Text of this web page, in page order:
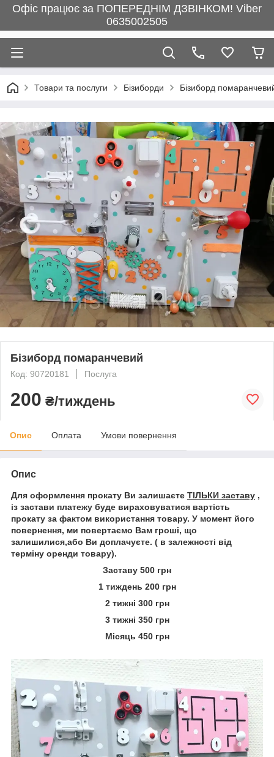
Офіс працює за ПОПЕРЕДНІМ ДЗВІНКОМ! Viber
0635002505
Товари та послуги Бізиборди Бізиборд
Бізиборд помаранчевий
Код: 90720181 Послуга
200 ₴/тиждень
Опис Оплата Умови повернення
Опис
Для оформлення прокату Ви залишаєте ТІЛЬКИ заставу ,
із застави платежу буде вираховуватися вартість
прокату за фактом використання товару. У момент його
повернення, ми повертаємо Вам гроші, що
залишилися,або Ви доплачуєте. ( в залежності від
терміну оренди товару).
Заставу 500 грн
1 тиждень 200 грн
2 тижні 300 грн
3 тижні 350 грн
Місяць 450 грн